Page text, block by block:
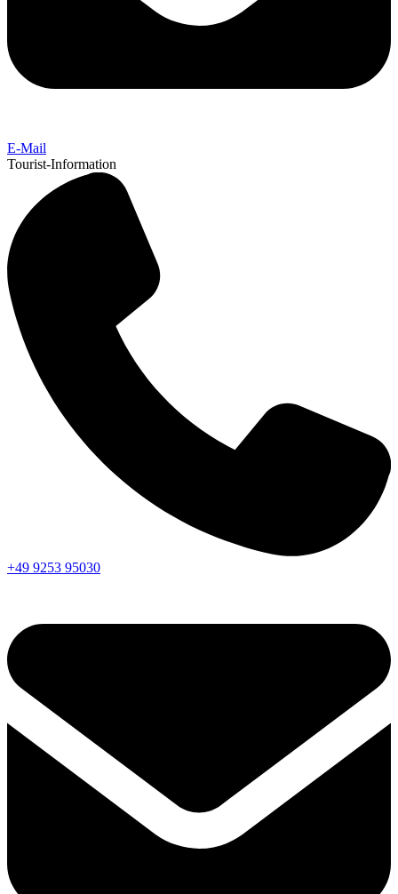
E-Mail
Tourist-Information
+49 9253 95030